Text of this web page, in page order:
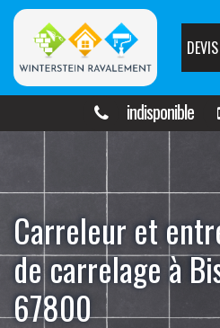
indisponible
Carreleur et
de carrelage à
67800